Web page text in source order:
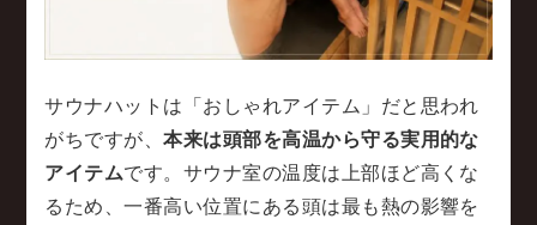
サウナハットは「おしゃれアイテム」だと思われ
がちですが、本来は頭部を高温から守る実用的な
アイテムです。サウナ室の温度は上部ほど高くな
るため、一番高い位置にある頭は最も熱の影響を